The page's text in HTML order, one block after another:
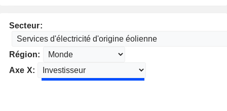
Secteur:
Région:
Axe X: